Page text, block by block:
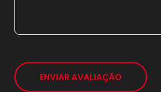
ENVIAR AVALIAÇÃO